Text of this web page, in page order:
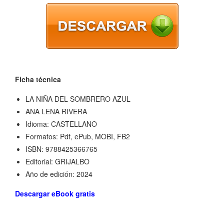
Ficha técnica
LA NIÑA DEL SOMBRERO AZUL
ANA LENA RIVERA
Idioma: CASTELLANO
Formatos: Pdf, ePub, MOBI, FB2
ISBN: 9788425366765
Editorial: GRIJALBO
Año de edición: 2024
Descargar eBook gratis